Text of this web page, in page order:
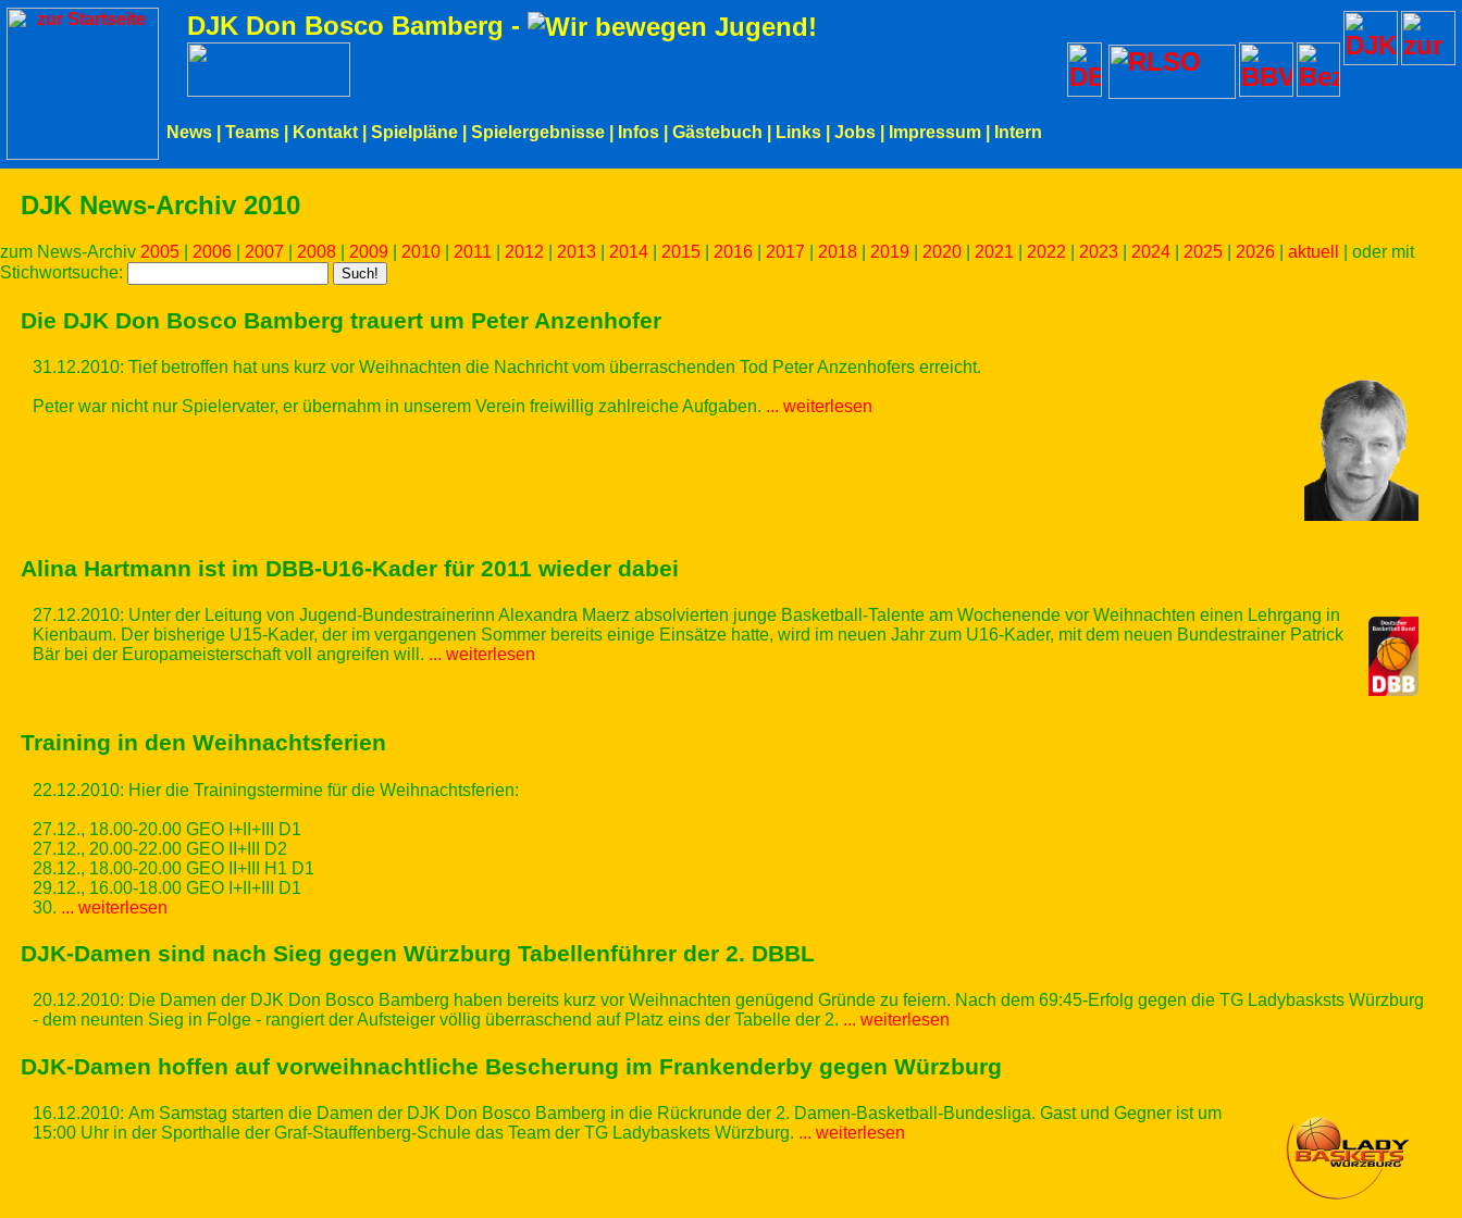
DJK Don Bosco Bamberg -
News Teams Kontakt Spielpläne Spielergebnisse Infos Gästebuch Links Jobs Impressum Intern
DJK News-Archiv 2010
zum News-Archiv 2005 2006 2007 2008 2009 2010 2011 2012 2013 2014 2015 2016 2017 2018 2019 2020 2021 2022 2023 2024 2025 2026 aktuell
| oder mit
Stichwortsuche:
Die DJK Don Bosco Bamberg trauert um Peter Anzenhofer
31.12.2010: Tief betroffen hat uns kurz vor Weihnachten die Nachricht vom überraschenden Tod Peter Anzenhofers erreicht.
Peter war nicht nur Spielervater, er übernahm in unserem Verein freiwillig zahlreiche Aufgaben. ... weiterlesen
Alina Hartmann ist im DBB-U16-Kader für 2011 wieder dabei
27.12.2010: Unter der Leitung von Jugend-Bundestrainerinn Alexandra Maerz absolvierten junge Basketball-Talente am Wochenende vor Weihnachten einen Lehrgang in
Kienbaum. Der bisherige U15-Kader, der im vergangenen Sommer bereits einige Einsätze hatte, wird im neuen Jahr zum U16-Kader, mit dem neuen Bundestrainer Patrick
Bär bei der Europameisterschaft voll angreifen will. ... weiterlesen
Training in den Weihnachtsferien
22.12.2010: Hier die Trainingstermine für die Weihnachtsferien:
27.12., 18.00-20.00 GEO I+II+III D1
27.12., 20.00-22.00 GEO II+III D2
28.12., 18.00-20.00 GEO II+III H1 D1
29.12., 16.00-18.00 GEO I+II+III D1
30. ... weiterlesen
DJK-Damen sind nach Sieg gegen Würzburg Tabellenführer der 2. DBBL
20.12.2010: Die Damen der DJK Don Bosco Bamberg haben bereits kurz vor Weihnachten genügend Gründe zu feiern. Nach dem 69:45-Erfolg gegen die TG Ladybasksts Würzburg
- dem neunten Sieg in Folge - rangiert der Aufsteiger völlig überraschend auf Platz eins der Tabelle der 2. ... weiterlesen
DJK-Damen hoffen auf vorweihnachtliche Bescherung im Frankenderby gegen Würzburg
16.12.2010: Am Samstag starten die Damen der DJK Don Bosco Bamberg in die Rückrunde der 2. Damen-Basketball-Bundesliga. Gast und Gegner ist um
15:00 Uhr in der Sporthalle der Graf-Stauffenberg-Schule das Team der TG Ladybaskets Würzburg. ... weiterlesen